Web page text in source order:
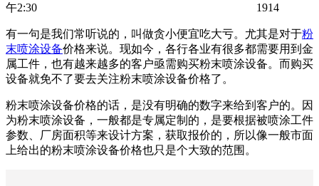
午2:30 1914
有一句是我们常听说的，叫做贪小便宜吃大亏。尤其是对于粉
末喷涂设备价格来说。现如今，各行各业有很多都需要用到金
属工件，也有越来越多的客户亟需购买粉末喷涂设备。而购买
设备就免不了要去关注粉末喷涂设备价格了。
粉末喷涂设备价格的话，是没有明确的数字来给到客户的。因
为粉末喷涂设备，一般都是专属定制的，是要根据被喷涂工件
参数、厂房面积等来设计方案，获取报价的，所以像一般市面
上给出的粉末喷涂设备价格也只是个大致的范围。